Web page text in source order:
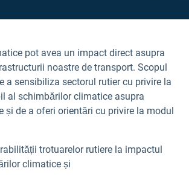
pot avea un impact direct asupra
noastre de transport. Scopul
a sensibiliza sectorul rutier cu privire la
al schimbărilor climatice asupra
și de a oferi orientări cu privire la modul
trotuarelor rutiere la impactul
climatice și